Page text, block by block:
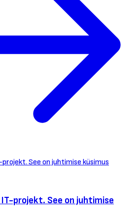
projekt. See on juhtimise